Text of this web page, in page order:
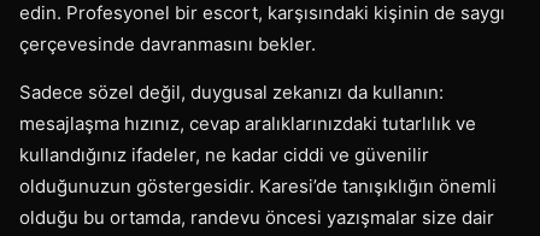
edin. Profesyonel bir escort, karşısındaki kişinin de saygı
çerçevesinde davranmasını bekler.
Sadece sözel değil, duygusal zekanızı da kullanın:
mesajlaşma hızınız, cevap aralıklarınızdaki tutarlılık ve
kullandığınız ifadeler, ne kadar ciddi ve güvenilir
olduğunuzun göstergesidir. Karesi’de tanışıklığın önemli
olduğu bu ortamda, randevu öncesi yazışmalar size dair